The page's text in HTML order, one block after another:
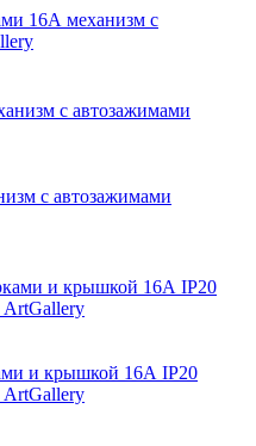
16А механизм с
с автозажимами
и крышкой 16А IP20
ArtGallery